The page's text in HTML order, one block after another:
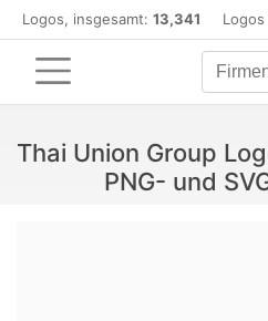
Logos, insgesamt: 13,341 Logos
Thai Union Group
PNG- und